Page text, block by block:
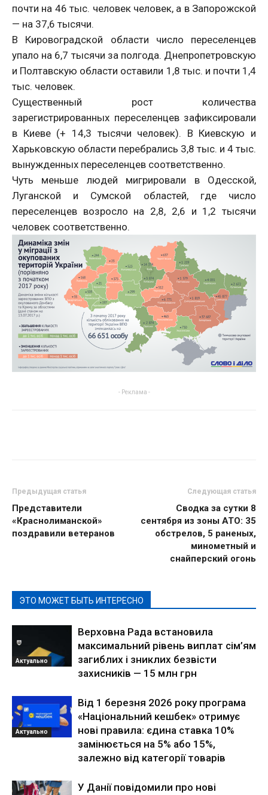
почти на 46 тыс. человек человек, а в Запорожской
— на 37,6 тысячи.
В Кировоградской области число переселенцев
упало на 6,7 тысячи за полгода. Днепропетровскую
и Полтавскую области оставили 1,8 тыс. и почти 1,4
тыс. человек.
Существенный рост количества
зарегистрированных переселенцев зафиксировали
в Киеве (+ 14,3 тысячи человек). В Киевскую и
Харьковскую области перебрались 3,8 тыс. и 4 тыс.
вынужденных переселенцев соответственно.
Чуть меньше людей мигрировали в Одесской,
Луганской и Сумской областей, где число
переселенцев возросло на 2,8, 2,6 и 1,2 тысячи
человек соответственно.
- Реклама -
Предыдущая статья
Представители
«Краснолиманской»
поздравили ветеранов
Следующая статья
Сводка за сутки 8
сентября из зоны АТО: 35
обстрелов, 5 раненых,
минометный и
снайперский огонь
ЭТО МОЖЕТ БЫТЬ ИНТЕРЕСНО
Актуально
Верховна Рада встановила
максимальний рівень виплат сім’ям
загиблих і зниклих безвісти
захисників — 15 млн грн
Актуально
Від 1 березня 2026 року програма
«Національний кешбек» отримує
нові правила: єдина ставка 10%
замінюється на 5% або 15%,
залежно від категорії товарів
У Данії повідомили про нові